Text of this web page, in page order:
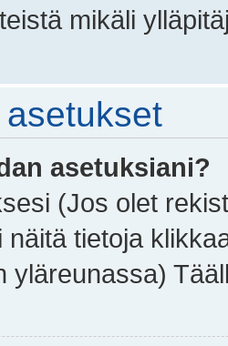
mikäli
asetuksiani?
(Jos olet
näitä tietoja
yläreunassa)